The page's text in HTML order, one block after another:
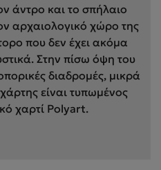
άντρο και το σπήλαιο
αρχαιολογικό χώρο της
που δεν έχει ακόμα
Στην πίσω όψη του
διαδρομές, μικρά
είναι τυπωμένος
χαρτί Polyart.